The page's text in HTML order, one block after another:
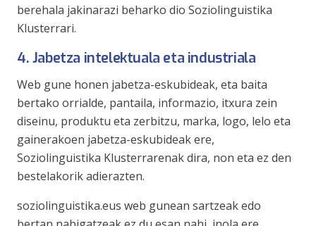
berehala jakinarazi beharko dio Soziolinguistika
Klusterrari.
4. Jabetza intelektuala eta industriala
Web gune honen jabetza-eskubideak, eta baita
bertako orrialde, pantaila, informazio, itxura zein
diseinu, produktu eta zerbitzu, marka, logo, lelo eta
gainerakoen jabetza-eskubideak ere,
Soziolinguistika Klusterrarenak dira, non eta ez den
bestelakorik adierazten.
soziolinguistika.eus web gunean sartzeak edo